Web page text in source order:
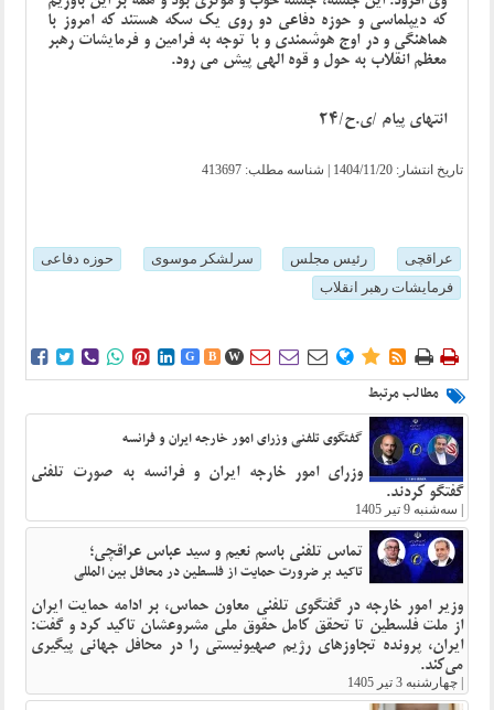
که دیپلماسی و حوزه دفاعی دو روی یک سکه هستند که امروز با
هماهنگی و در اوج هوشمندی و با توجه به فرامین و فرمایشات رهبر
معظم انقلاب به حول و قوه الهی پیش می رود.
انتهای پیام /ی.ح/24
تاریخ انتشار: 1404/11/20 | شناسه مطلب: 413697
عراقچی رئیس مجلس سرلشکر موسوی
حوزه دفاعی
فرمایشات رهبر انقلاب
      G B W        
مطالب مرتبط
گفتگوی تلفنی وزرای امور خارجه ایران و فرانسه
وزرای امور خارجه ایران و فرانسه به صورت تلفنی
گفتگو کردند.
سه‌شنبه 9 تیر 1405
تماس تلفنی باسم نعیم و سید عباس عراقچی؛
تاکید بر ضرورت حمایت از فلسطین در محافل بین المللی
وزیر امور خارجه در گفتگوی تلفنی معاون حماس، بر ادامه حمایت ایران
از ملت فلسطین تا تحقق کامل حقوق ملی مشروعشان تاکید کرد و گفت:
ایران، پرونده تجاوز‌های رژیم صهیونیستی را در محافل جهانی پیگیری
می‌کند.
چهارشنبه 3 تیر 1405